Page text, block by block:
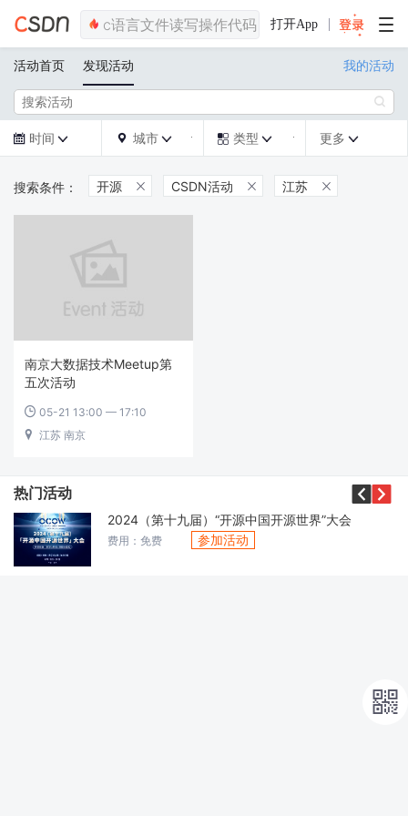
打开App
活动首页 发现活动 我的活动

 时间   城市   类型  更多 
开源  CSDN活动  江苏 
南京大数据技术Meetup第
五次活动
 05-21 13:00 — 17:10
 江苏 南京
热门活动 
2024（第十九届）“开源中国开源世界”大会
费用：免费 参加活动
